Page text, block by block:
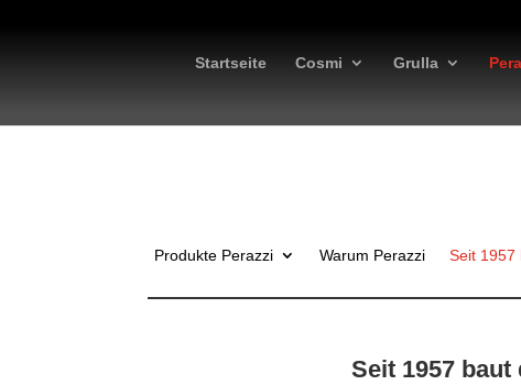
Startseite Cosmi Grulla
Produkte Perazzi Warum Perazzi Seit 1957
Seit 1957